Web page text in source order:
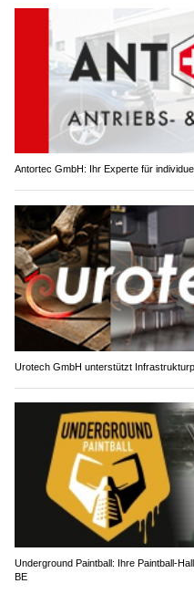
Antortec GmbH: Ihr Experte für
Urotech GmbH unterstützt
Underground Paintball: Ihre Paintball-
BE